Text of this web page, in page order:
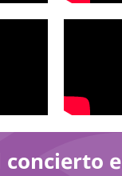
concierto